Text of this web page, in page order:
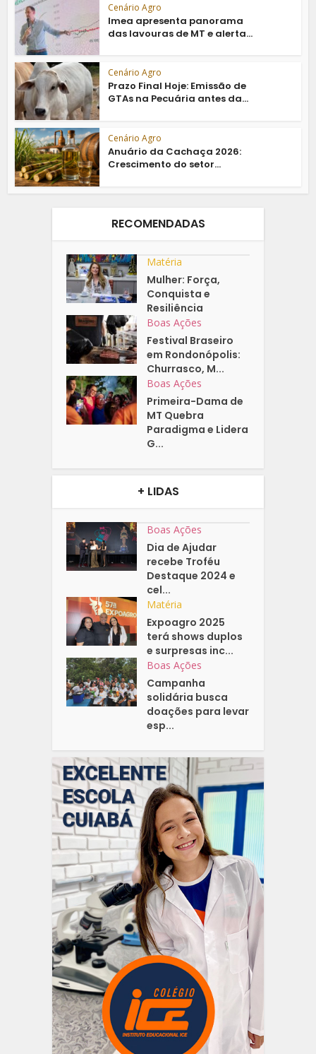
Cenário Agro
Imea apresenta panorama
das lavouras de MT e alerta...
Cenário Agro
Prazo Final Hoje: Emissão de
GTAs na Pecuária antes da...
Cenário Agro
Anuário da Cachaça 2026:
Crescimento do setor...
RECOMENDADAS
Matéria
Mulher: Força,
Conquista e
Resiliência
Boas Ações
Festival Braseiro
em Rondonópolis:
Churrasco, M...
Boas Ações
Primeira-Dama de
MT Quebra
Paradigma e Lidera
G...
+ LIDAS
Boas Ações
Dia de Ajudar
recebe Troféu
Destaque 2024 e
cel...
Matéria
Expoagro 2025
terá shows duplos
e surpresas inc...
Boas Ações
Campanha
solidária busca
doações para levar
esp...